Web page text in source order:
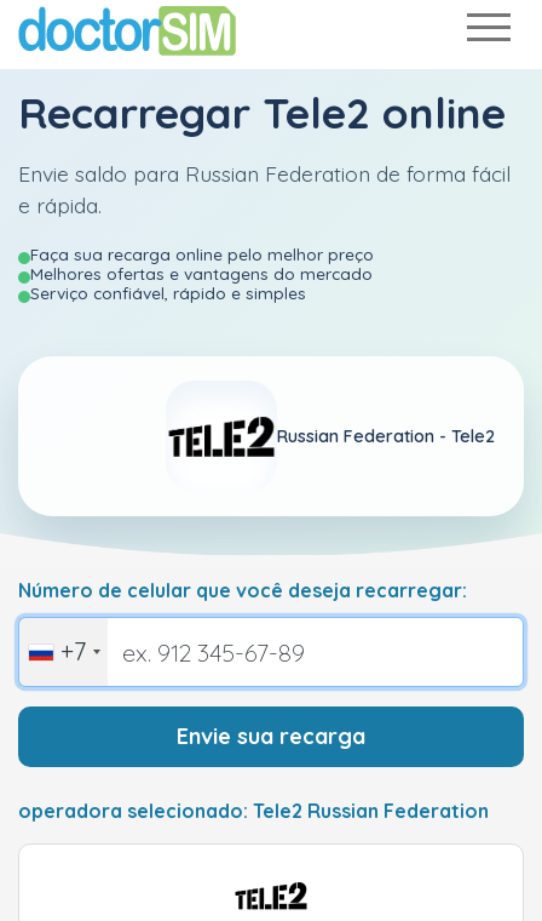
Recarregar Tele2 online
Envie saldo para Russian Federation de forma fácil
e rápida.
Faça sua recarga online pelo melhor preço
Melhores ofertas e vantagens do mercado
Serviço confiável, rápido e simples
Russian Federation - Tele2
Número de celular que você deseja recarregar:
+7
Envie sua recarga
operadora selecionado: Tele2 Russian Federation